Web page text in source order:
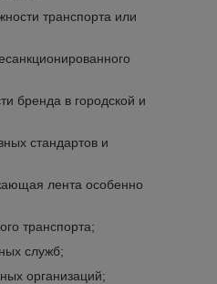
транспорта или
бренда в городской и
стандартов и
лента особенно
транспорта;
служб;
организаций;